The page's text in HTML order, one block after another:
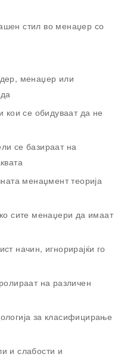
стил во менаџер со
менаџер или
кои се обидуваат да не
се базираат на
менаџмент теорија
сите менаџери да имаат
начин, игнорирајќи го
на различен
за класифицирање
и слабости и